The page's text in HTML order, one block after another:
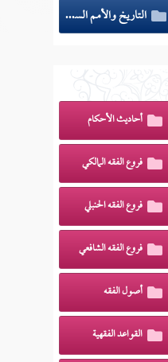
التاريخ والأمم السابقة
أحاديث الأحكام
فروع الفقه المالكي
فروع الفقه الحنبلي
فروع الفقه الشافعي
أصول الفقه
القواعد الفقهية